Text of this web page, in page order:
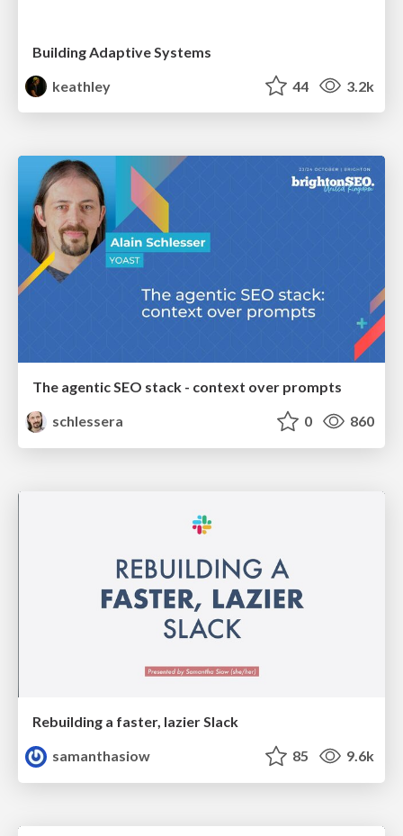
Building Adaptive Systems
keathley
44 3.2k
The agentic SEO stack - context over prompts
schlessera
0 860
Rebuilding a faster, lazier Slack
samanthasiow
85 9.6k